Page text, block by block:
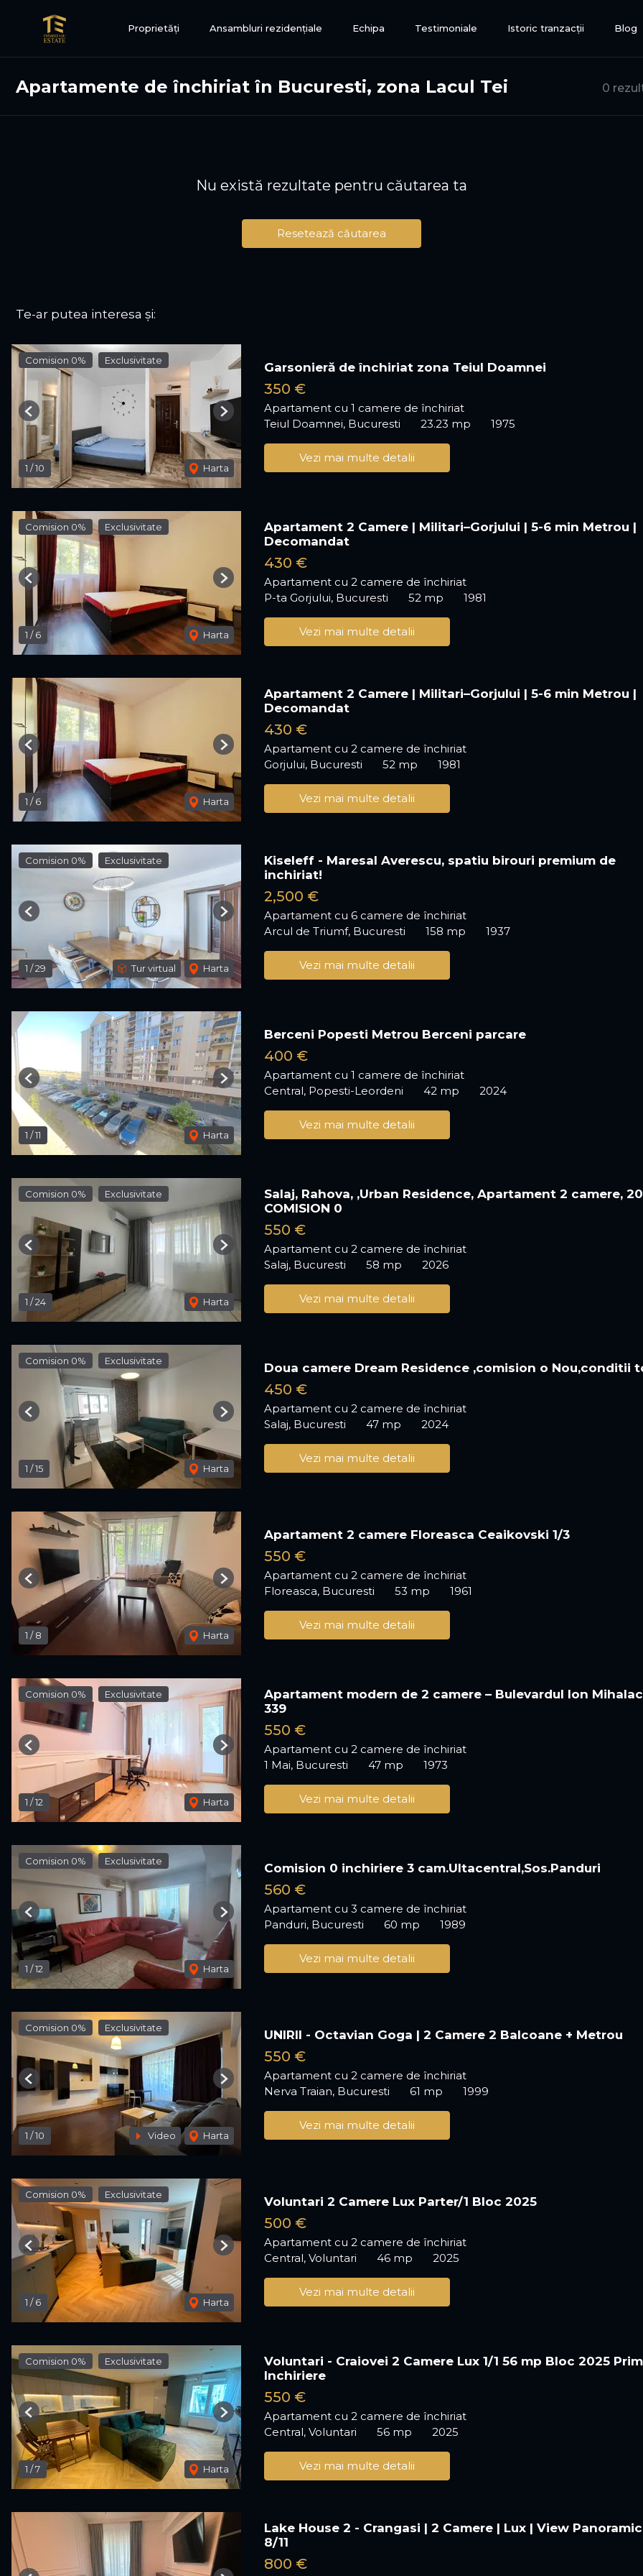
Proprietăți Ansambluri rezidențiale Echipa Testimoniale Istoric tranzacții Blog
0
Apartamente de închiriat în Bucuresti, zona Lacul Tei
Nu există rezultate pentru căutarea ta
Resetează căutarea
Te-ar putea interesa și:
Comision 0% Exclusivitate
1 /10 Harta
Previous Next
Garsonieră de închiriat zona Teiul Doamnei
350 €
Apartament cu 1 camere de închiriat
Teiul Doamnei, Bucuresti
23.23 mp 1975
Vezi mai multe detalii
Comision 0% Exclusivitate
1 /6 Harta
Previous Next
Apartament 2 Camere | Militari–Gorjului | 5-6 min Metrou |
Decomandat
430 €
Apartament cu 2 camere de închiriat
P-ta Gorjului, Bucuresti
52 mp 1981
Vezi mai multe detalii
1 /6 Harta
Previous Next
Apartament 2 Camere | Militari–Gorjului | 5-6 min Metrou |
Decomandat
430 €
Apartament cu 2 camere de închiriat
Gorjului, Bucuresti
52 mp 1981
Vezi mai multe detalii
Comision 0% Exclusivitate
1 /29 Tur virtual Harta
Previous Next
Kiseleff - Maresal Averescu, spatiu birouri premium de
inchiriat!
2,500 €
Apartament cu 6 camere de închiriat
Arcul de Triumf, Bucuresti
158 mp 1937
Vezi mai multe detalii
1 /11 Harta
Previous Next
Berceni Popesti Metrou Berceni parcare
400 €
Apartament cu 1 camere de închiriat
Central, Popesti-Leordeni
42 mp 2024
Vezi mai multe detalii
Comision 0% Exclusivitate
1 /24 Harta
Previous Next
Salaj, Rahova, ,Urban Residence, Apartament 2 camere,
COMISION 0
550 €
Apartament cu 2 camere de închiriat
Salaj, Bucuresti
58 mp 2026
Vezi mai multe detalii
Comision 0% Exclusivitate
1 /15 Harta
Previous Next
Doua camere Dream Residence ,comision o Nou,conditii
450 €
Apartament cu 2 camere de închiriat
Salaj, Bucuresti
47 mp 2024
Vezi mai multe detalii
1 /8 Harta
Previous Next
Apartament 2 camere Floreasca Ceaikovski 1/3
550 €
Apartament cu 2 camere de închiriat
Floreasca, Bucuresti
53 mp 1961
Vezi mai multe detalii
Comision 0% Exclusivitate
1 /12 Harta
Previous Next
Apartament modern de 2 camere – Bulevardul Ion
339
550 €
Apartament cu 2 camere de închiriat
1 Mai, Bucuresti
47 mp 1973
Vezi mai multe detalii
Comision 0% Exclusivitate
1 /12 Harta
Previous Next
Comision 0 inchiriere 3 cam.Ultacentral,Sos.Panduri
560 €
Apartament cu 3 camere de închiriat
Panduri, Bucuresti
60 mp 1989
Vezi mai multe detalii
Comision 0% Exclusivitate
1 /10 Video Harta
Previous Next
UNIRII - Octavian Goga | 2 Camere 2 Balcoane + Metrou
550 €
Apartament cu 2 camere de închiriat
Nerva Traian, Bucuresti
61 mp 1999
Vezi mai multe detalii
Comision 0% Exclusivitate
1 /6 Harta
Previous Next
Voluntari 2 Camere Lux Parter/1 Bloc 2025
500 €
Apartament cu 2 camere de închiriat
Central, Voluntari
46 mp 2025
Vezi mai multe detalii
Comision 0% Exclusivitate
1 /7 Harta
Previous Next
Voluntari - Craiovei 2 Camere Lux 1/1 56 mp Bloc 2025
Inchiriere
550 €
Apartament cu 2 camere de închiriat
Central, Voluntari
56 mp 2025
Vezi mai multe detalii
Lake House 2 - Crangasi | 2 Camere | Lux | View
8/11
800 €